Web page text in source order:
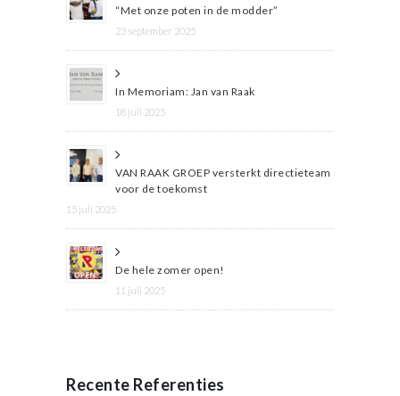
“Met onze poten in de modder”
23 september 2025
In Memoriam: Jan van Raak
18 juli 2025
VAN RAAK GROEP versterkt directieteam
voor de toekomst
15 juli 2025
De hele zomer open!
11 juli 2025
Recente Referenties